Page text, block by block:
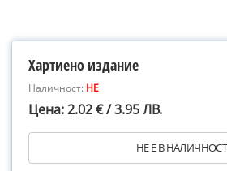
Хартиено издание
Наличност: НЕ
Цена: 2.02 € / 3.95 ЛВ.
НЕ Е В НАЛИЧНОСТ